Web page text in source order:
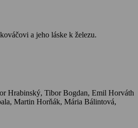
a jeho láske k železu.